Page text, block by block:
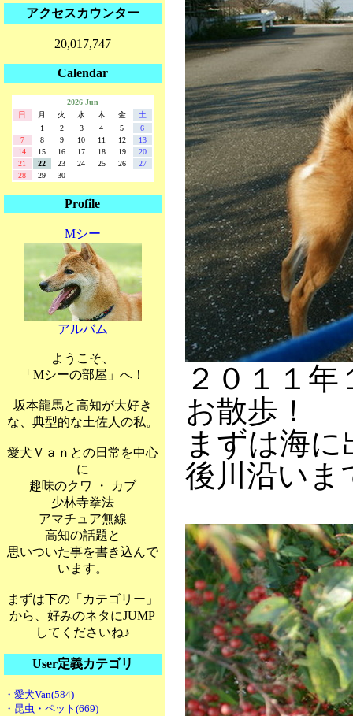
アクセスカウンター
20,017,747
Calendar
2026 Jun
日
月 火 水 木 金
土
1
2 3 4 5
6
7
8 9 10 11 12
13
14
15 16 17 18 19
20
21
22 23 24 25 26
27
28
29 30
Profile
Mシー
アルバム
ようこそ、
「Mシーの部屋」へ！
坂本龍馬と高知が大好き
な、典型的な土佐人の私。
愛犬Ｖａｎとの日常を中心
に
趣味のクワ ・ カブ
少林寺拳法
アマチュア無線
高知の話題と
思いついた事を書き込んで
います。
まずは下の「カテゴリー」
から、好みのネタにJUMP
してくださいね♪
User定義カテゴリ
・愛犬Van(584)
・昆虫・ペット(669)
２０１１
お散歩！
まずは海
後川沿いま